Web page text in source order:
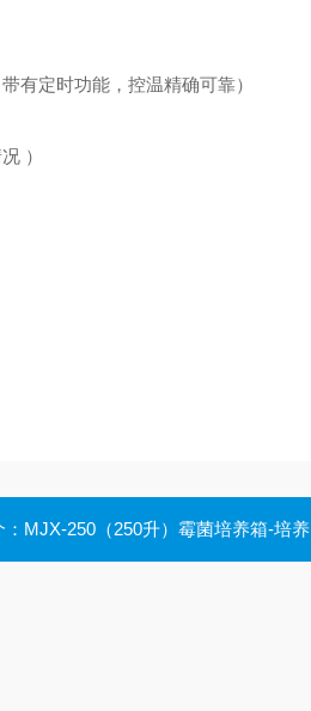
有定时功能，控温精确可靠）
）
MJX-250（250升）霉菌培养箱-培养温度控温60℃